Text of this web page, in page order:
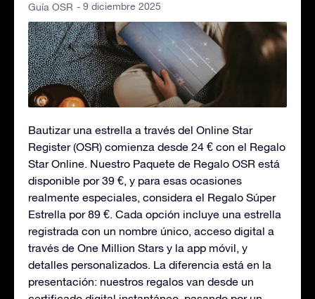
Guía OSR - 9 diciembre 2025
Bautizar una estrella a través del Online Star
Register (OSR) comienza desde 24 € con el Regalo
Star Online. Nuestro Paquete de Regalo OSR está
disponible por 39 €, y para esas ocasiones
realmente especiales, considera el Regalo Súper
Estrella por 89 €. Cada opción incluye una estrella
registrada con un nombre único, acceso digital a
través de One Million Stars y la app móvil, y
detalles personalizados. La diferencia está en la
presentación: nuestros regalos van desde un